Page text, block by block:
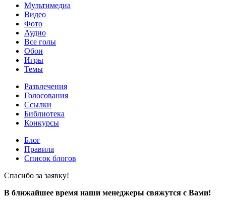
Мультимедиа
Видео
Фото
Аудио
Все голы
Обои
Игры
Темы
Развлечения
Голосования
Ссылки
Библиотека
Конкурсы
Блог
Правила
Список блогов
Спасибо за заявку!
В ближайшее время наши менеджеры свяжутся с Вами!